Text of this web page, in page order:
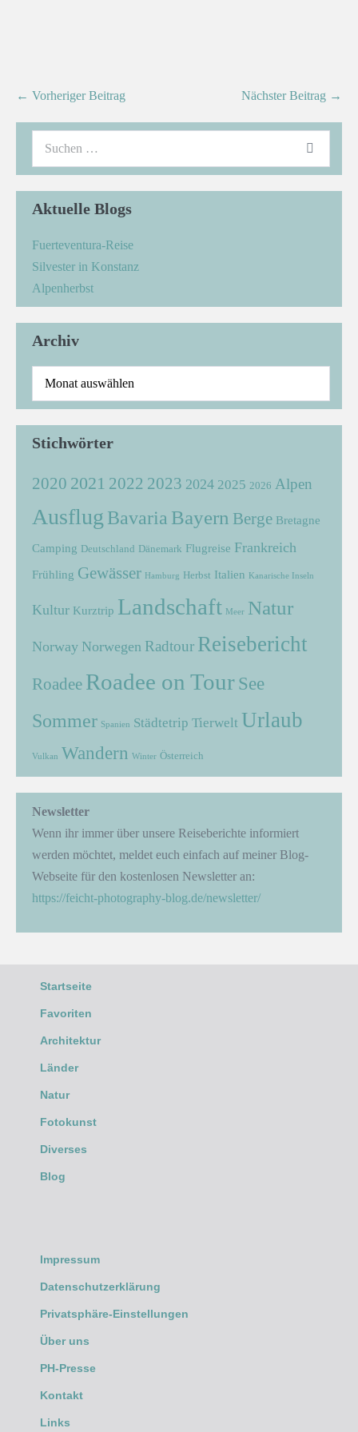
← Vorheriger Beitrag Nächster Beitrag →
Aktuelle Blogs
Fuerteventura-Reise
Silvester in Konstanz
Alpenherbst
Archiv
Stichwörter
2020 2021 2022 2023 2024 2025 2026 Alpen
Ausflug Bavaria Bayern Berge Bretagne
Camping Deutschland Dänemark Flugreise Frankreich
Frühling Gewässer Hamburg Herbst Italien Kanarische Inseln
Kultur Kurztrip Landschaft Meer Natur
Norway Norwegen Radtour Reisebericht
Roadee Roadee on Tour See
Sommer Spanien Städtetrip Tierwelt Urlaub
Vulkan Wandern Winter Österreich
Newsletter
Wenn ihr immer über unsere Reiseberichte informiert
werden möchtet, meldet euch einfach auf meiner Blog-
Webseite für den kostenlosen Newsletter an:
https://feicht-photography-blog.de/newsletter/
Startseite
Favoriten
Architektur
Länder
Natur
Fotokunst
Diverses
Blog
Impressum
Datenschutzerklärung
Privatsphäre-Einstellungen
Über uns
PH-Presse
Kontakt
Links